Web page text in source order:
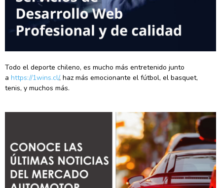
Todo el deporte chileno, es mucho más entretenido junto
a https://1wins.cl/, haz más emocionante el fútbol, el basquet,
tenis, y muchos más.